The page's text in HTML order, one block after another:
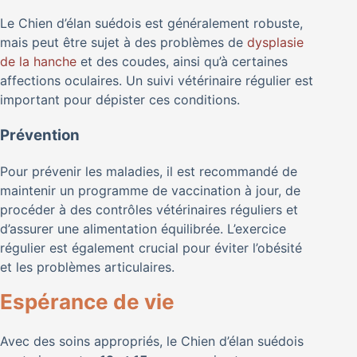
Le Chien d’élan suédois est généralement robuste,
mais peut être sujet à des problèmes de dysplasie
de la hanche et des coudes, ainsi qu’à certaines
affections oculaires. Un suivi vétérinaire régulier est
important pour dépister ces conditions.
Prévention
Pour prévenir les maladies, il est recommandé de
maintenir un programme de vaccination à jour, de
procéder à des contrôles vétérinaires réguliers et
d’assurer une alimentation équilibrée. L’exercice
régulier est également crucial pour éviter l’obésité
et les problèmes articulaires.
Espérance de vie
Avec des soins appropriés, le Chien d’élan suédois